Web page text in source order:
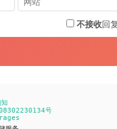
不接收回
号